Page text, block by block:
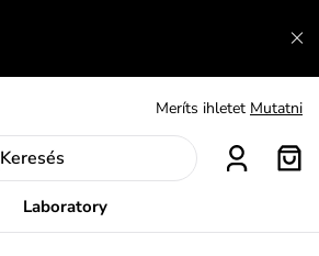
Laboratory
Ingyenes csere és visszaküldés Megtekintés
Keresés